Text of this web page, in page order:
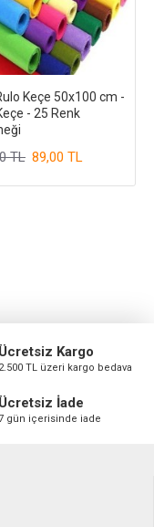
Keçe 50x100 cm -
- 25 Renk
89,00 TL
TL
Ücretsiz Kargo
2.500 TL üzeri kargo bedava
Ücretsiz İade
gün içerisinde iade